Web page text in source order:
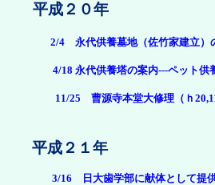
平成２０年
平成２１年
2/4 永代供養墓地（佐竹家建立）
4/18 永代供養塔の案内---ペット供
11/25 曹源寺本堂大修理（ｈ
3/16 日大歯学部に献体として提